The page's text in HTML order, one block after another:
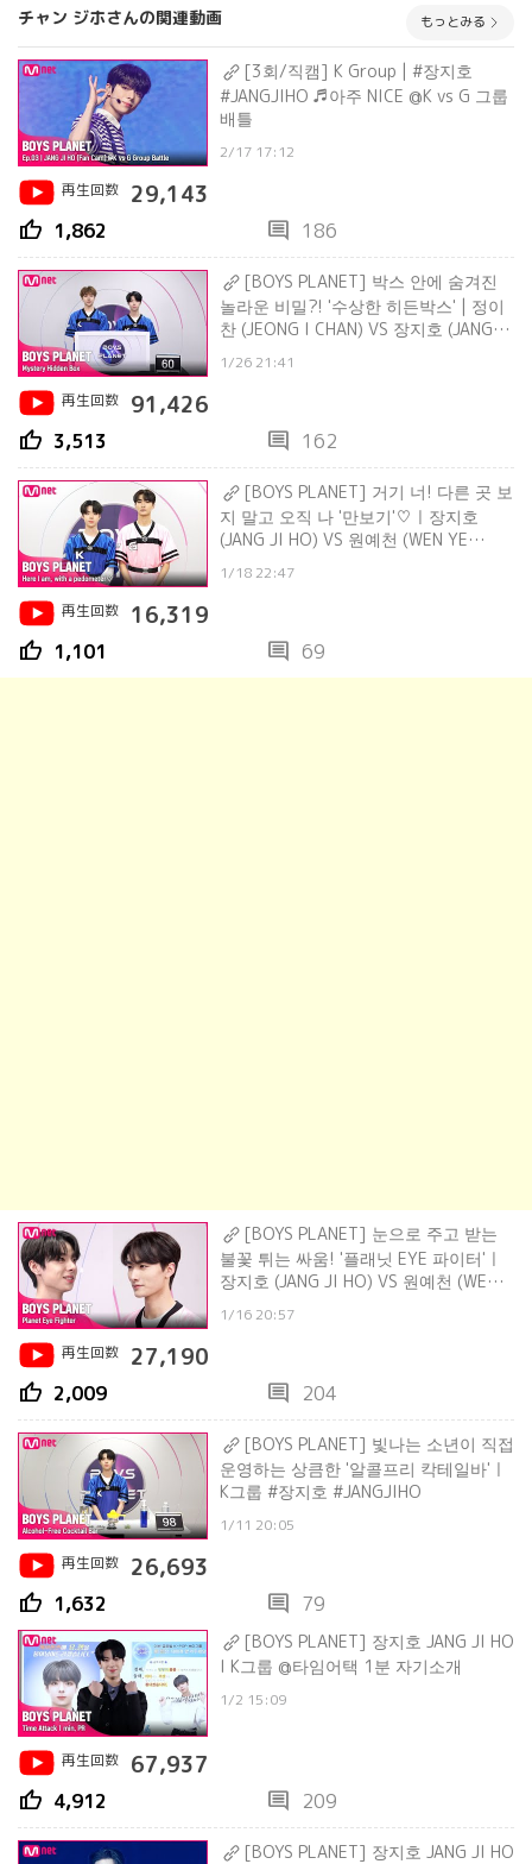
チャン ジホさんの関連動画
もっとみる
[3회/직캠] K Group | #장지호
#JANGJIHO ♬아주 NICE @K vs G 그룹
배틀
2/17 17:12
再生回数
29,143
thumb_up 1,862 comment 186
[BOYS PLANET] 박스 안에 숨겨진
놀라운 비밀?! '수상한 히든박스' | 정이
찬 (JEONG I CHAN) VS 장지호 (JANG JI
1/26 21:41
再生回数
91,426
thumb_up 3,513 comment 162
[BOYS PLANET] 거기 너! 다른 곳 보
지 말고 오직 나 '만보기'♡ㅣ장지호
(JANG JI HO) VS 원예천 (WEN YE
1/18 22:47
再生回数
16,319
thumb_up 1,101 comment 69
[BOYS PLANET] 눈으로 주고 받는
불꽃 튀는 싸움! '플래닛 EYE 파이터'ㅣ
장지호 (JANG JI HO) VS 원예천 (WEN
1/16 20:57
再生回数
27,190
thumb_up 2,009 comment 204
[BOYS PLANET] 빛나는 소년이 직접
운영하는 상큼한 '알콜프리 칵테일바'ㅣ
K그룹 #장지호 #JANGJIHO
1/11 20:05
再生回数
26,693
thumb_up 1,632 comment 79
[BOYS PLANET] 장지호 JANG JI HO
I K그룹 @타임어택 1분 자기소개
1/2 15:09
再生回数 67,937
thumb_up 4,912 comment 209
[BOYS PLANET] 장지호 JANG JI HO